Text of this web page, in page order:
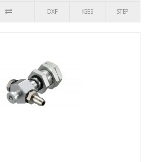
DXF IGES STEP